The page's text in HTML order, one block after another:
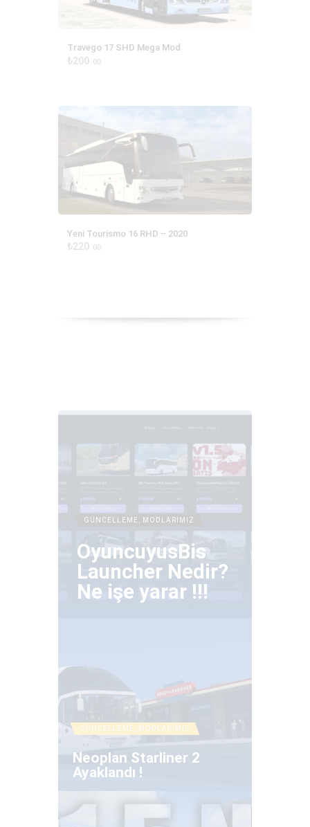
Travego 17 SHD Mega Mod
₺200 00
Yeni Tourismo 16 RHD – 2020
₺220 00
GÜNCELLEME MODLARIMIZ
OyuncuyusBis
Launcher Nedir?
Ne işe yarar !!!
GÜNCELLEME , MODLARIMIZ
Neoplan Starliner 2
Ayaklandı !